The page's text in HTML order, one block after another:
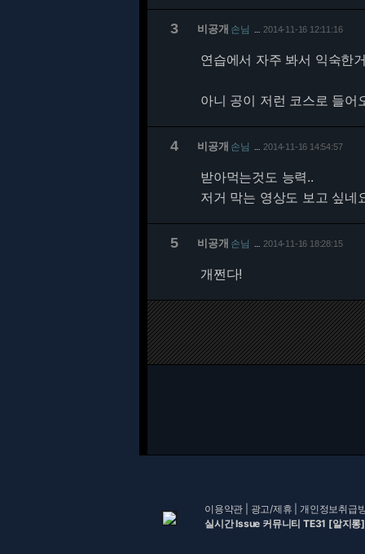
3 비공개 손님 2014-11-16 12:11:16
연습에서 자주 봐서 익숙한
아니 공이 저런 코스로 들어
4 비공개 손님 2014-11-16 14:54:57
받아먹는것도 능력..
저거 막는 영상도 보고 싶네
5 비공개 손님 2014-11-16 18:28:15
개쩐다!
이용약관 광고/제휴 |개인정보취급
실시간 Issue 커뮤니티 TE31 [알지